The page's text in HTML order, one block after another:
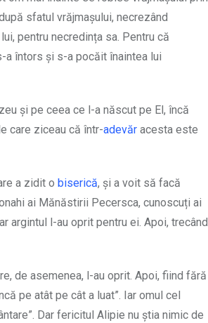
sfatul vrăjmașului, necrezând
pentru necredința sa. Pentru că
a întors și s-a pocăit înaintea lui
și pe ceea ce l-a născut pe El, încă
care ziceau că într-adevăr acesta este
a zidit o biserică, și a voit să facă
ai Mănăstirii Pecersca, cunoscuți ai
argintul l-au oprit pentru ei. Apoi, trecând
de asemenea, l-au oprit. Apoi, fiind fără
pe atât pe cât a luat”. Iar omul cel
Dar fericitul Alipie nu știa nimic de